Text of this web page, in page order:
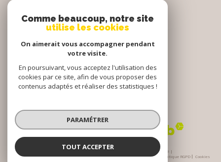
SUIVRE
ADHÉRONS
© 2026 | Tous droits réservés | Traduction powered by Google |
Nos honoraires
Plan du site Mentions légales Admin Partenaires Politique RGPD Cookies
Comme beaucoup, notre site
utilise les cookies
On aimerait vous accompagner pendant
votre visite.
En poursuivant, vous acceptez l'utilisation des
cookies par ce site, afin de vous proposer des
contenus adaptés et réaliser des statistiques !
PARAMÉTRER
TOUT ACCEPTER